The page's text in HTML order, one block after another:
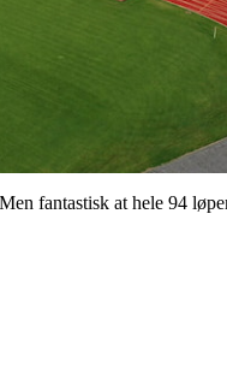
fantastisk at hele 94